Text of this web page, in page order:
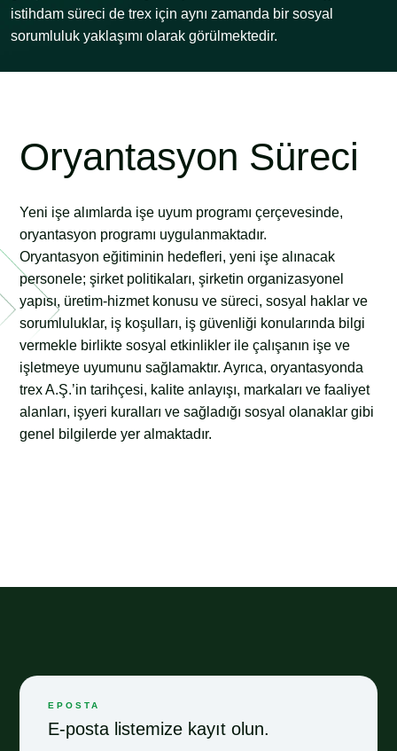
istihdam süreci de trex için aynı zamanda bir sosyal
sorumluluk yaklaşımı olarak görülmektedir.
Oryantasyon Süreci
Yeni işe alımlarda işe uyum programı çerçevesinde,
oryantasyon programı uygulanmaktadır.
Oryantasyon eğitiminin hedefleri, yeni işe alınacak
personele; şirket politikaları, şirketin organizasyonel
yapısı, üretim-hizmet konusu ve süreci, sosyal haklar ve
sorumluluklar, iş koşulları, iş güvenliği konularında bilgi
vermekle birlikte sosyal etkinlikler ile çalışanın işe ve
işletmeye uyumunu sağlamaktır. Ayrıca, oryantasyonda
trex A.Ş.’in tarihçesi, kalite anlayışı, markaları ve faaliyet
alanları, işyeri kuralları ve sağladığı sosyal olanaklar gibi
genel bilgilerde yer almaktadır.
EPOSTA
E-posta listemize kayıt olun.